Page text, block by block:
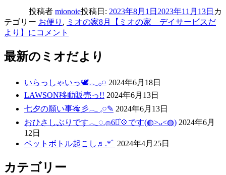
投稿者 mionoie投稿日: 2023年8月1日 2023年11月13日 カ
テゴリー お便り , ミオの家8月【ミオの家 デイサービスだ
より】にコメント
最新のミオだより
いらっしゃいっ🕊𓂃𓂂𓏸 2024年6月18日
LAWSON移動販売っ!! 2024年6月13日
七夕の願い事‪🎋‬彡‪‪𓂃 𓈒𓏸✎ 2024年6月13日
おひさしぶりです𓂃◌𓈒𓐍6月͛💠です(◍>ᴗ<◍) 2024年6月
12日
ペットボトル起こし♬.*ﾟ 2024年4月25日
カテゴリー